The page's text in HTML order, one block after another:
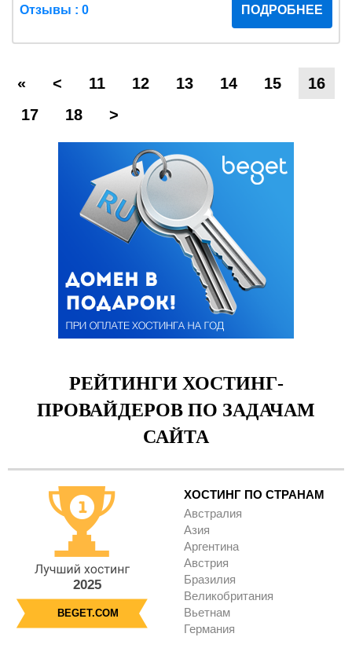
Отзывы : 0 ПОДРОБНЕЕ
« < 11 12 13 14 15
16
17
18 >
РЕЙТИНГИ ХОСТИНГ-
ПРОВАЙДЕРОВ ПО ЗАДАЧАМ
САЙТА
2025
BEGET.COM
ХОСТИНГ ПО СТРАНАМ
Австралия
Азия
Аргентина
Австрия
Бразилия
Великобритания
Вьетнам
Германия